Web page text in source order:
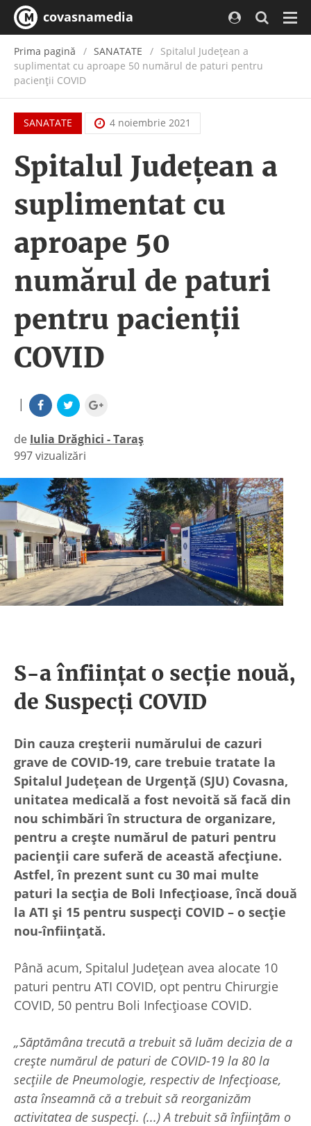
covasnamedia
Prima pagină SANATATE
Spitalul Județean a
suplimentat cu aproape 50 numărul de paturi pentru
pacienții COVID
SANATATE 4 noiembrie 2021
Spitalul Județean a
suplimentat cu
aproape 50
numărul de paturi
pentru pacienții
COVID
|
de Iulia Drăghici - Taraș
|
997 vizualizări
S-a înființat o secție nouă,
de Suspecți COVID
Din cauza creșterii numărului de cazuri
grave de COVID-19, care trebuie tratate la
Spitalul Județean de Urgență (SJU) Covasna,
unitatea medicală a fost nevoită să facă din
nou schimbări în structura de organizare,
pentru a crește numărul de paturi pentru
pacienții care suferă de această afecțiune.
Astfel, în prezent sunt cu 30 mai multe
paturi la secția de Boli Infecțioase, încă două
la ATI și 15 pentru suspecți COVID – o secție
nou-înființată.
Până acum, Spitalul Județean avea alocate 10
paturi pentru ATI COVID, opt pentru Chirurgie
COVID, 50 pentru Boli Infecțioase COVID.
„Săptămâna trecută a trebuit să luăm decizia de a
crește numărul de paturi de COVID-19 la 80 la
secțiile de Pneumologie, respectiv de Infecțioase,
asta înseamnă că a trebuit să reorganizăm
activitatea de suspecți. (...) A trebuit să înființăm o